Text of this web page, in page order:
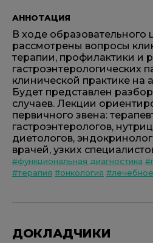
АННОТАЦИЯ
В ходе образовательного
рассмотрены вопросы
терапии, профилактики и
гастроэнтерологических
клинической практике на
Будет представлен
случаев. Лекции
первичного звена:
гастроэнтерологов,
диетологов,
врачей, узких
#функциональная диагностика
#терапия #онкология
ДОКЛАДЧИКИ